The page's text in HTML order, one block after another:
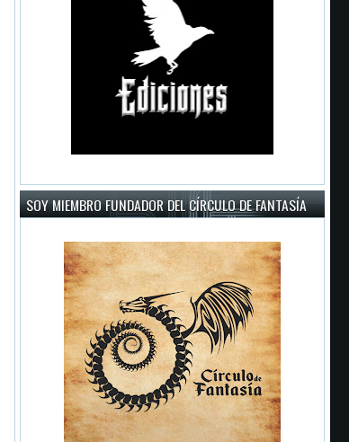
SOY MIEMBRO FUNDADOR DEL CÍRCULO DE FANTASÍA